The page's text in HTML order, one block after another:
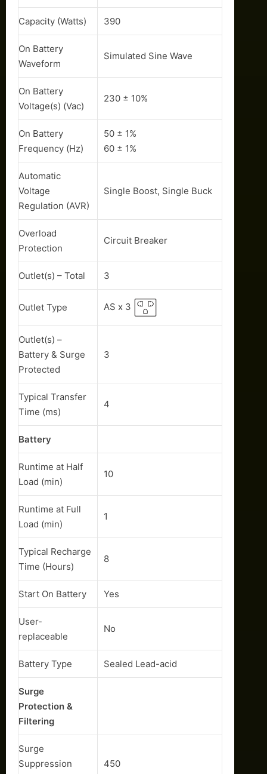
Capacity (Watts) 390
On Battery
Waveform
Simulated Sine Wave
On Battery
Voltage(s) (Vac)
230 ± 10%
On Battery
Frequency (Hz)
50 ± 1%
60 ± 1%
Automatic
Voltage
Regulation (AVR)
Single Boost, Single Buck
Overload
Protection
Circuit Breaker
Outlet(s) – Total 3
Outlet Type AS x 3
Outlet(s) –
Battery & Surge
Protected
3
Typical Transfer
Time (ms)
4
Battery
Runtime at Half
Load (min)
10
Runtime at Full
Load (min)
1
Typical Recharge
Time (Hours)
8
Start On Battery Yes
User-
replaceable
No
Battery Type Sealed Lead-acid
Surge
Protection &
Filtering
Surge
Suppression
450